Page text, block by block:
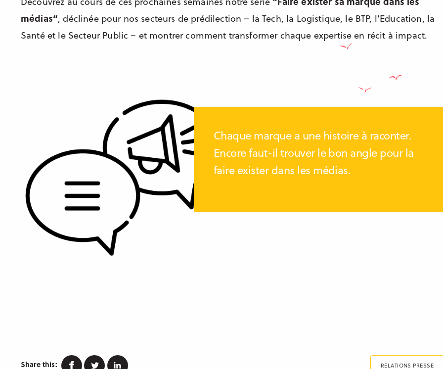
médias”, déclinée pour nos secteurs de prédilection – la Tech, la Logistique, le BTP, l’Education, la
Santé et le Secteur Public – et montrer comment transformer chaque expertise en récit à impact.
Chaque marque a une histoire à raconter.
Encore faut-il trouver le bon angle pour la
faire exister dans les médias.
Share this: Facebook
Twitter RELATIONS PRESSE